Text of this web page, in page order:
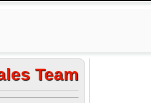
Team